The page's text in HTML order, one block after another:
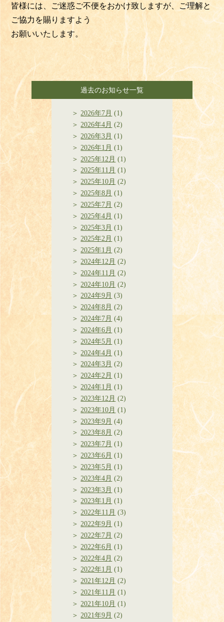
皆様には、ご迷惑ご不便をおかけ致しますが、ご理解と
ご協力を賜りますよう
お願いいたします。
過去のお知らせ一覧
2026年7月 (1)
2026年4月 (2)
2026年3月 (1)
2026年1月 (1)
2025年12月 (1)
2025年11月 (1)
2025年10月 (2)
2025年8月 (1)
2025年7月 (2)
2025年4月 (1)
2025年3月 (1)
2025年2月 (1)
2025年1月 (2)
2024年12月 (2)
2024年11月 (2)
2024年10月 (2)
2024年9月 (3)
2024年8月 (2)
2024年7月 (4)
2024年6月 (1)
2024年5月 (1)
2024年4月 (1)
2024年3月 (2)
2024年2月 (1)
2024年1月 (1)
2023年12月 (2)
2023年10月 (1)
2023年9月 (4)
2023年8月 (2)
2023年7月 (1)
2023年6月 (1)
2023年5月 (1)
2023年4月 (2)
2023年3月 (1)
2023年1月 (1)
2022年11月 (3)
2022年9月 (1)
2022年7月 (2)
2022年6月 (1)
2022年4月 (2)
2022年1月 (1)
2021年12月 (2)
2021年11月 (1)
2021年10月 (1)
2021年9月 (2)